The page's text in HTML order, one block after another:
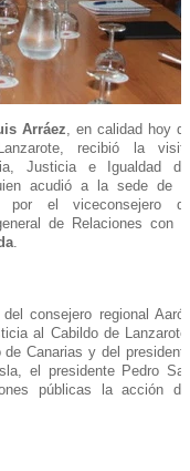
Arráez , en calidad hoy
recibió la
Justicia e Igualdad
acudió a la sede de
por el viceconsejero
de Relaciones con
consejero regional
al Cabildo de
Canarias y del
el presidente Pedro
públicas la acción